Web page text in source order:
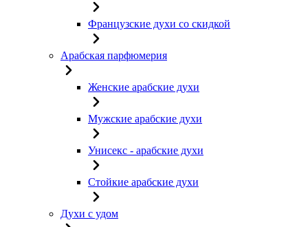
Французские духи со скидкой
Арабская парфюмерия
Женские арабские духи
Мужские арабские духи
Унисекс - арабские духи
Стойкие арабские духи
Духи с удом